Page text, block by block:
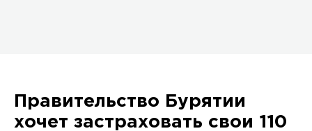
Правительство Бурятии
хочет застраховать свои 110